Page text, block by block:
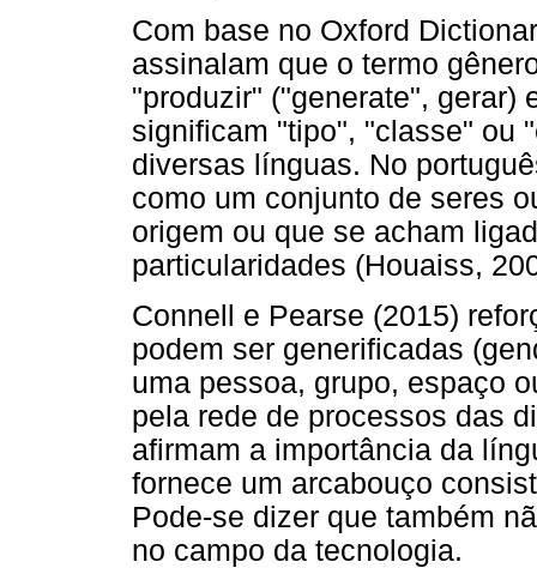
Com base no Oxford
assinalam que o termo
"produzir" ("generate", gerar)
significam "tipo", "classe" ou
diversas línguas. No
como um conjunto de seres
origem ou que se acham
particularidades (Houaiss,
Connell e Pearse (2015)
podem ser generificadas
uma pessoa, grupo, espaço
pela rede de processos das
afirmam a importância da
fornece um arcabouço
Pode-se dizer que também
no campo da tecnologia.